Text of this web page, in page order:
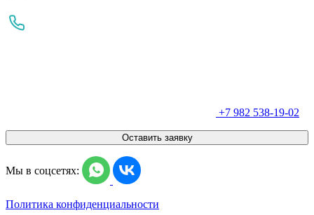
+7 982 538-19-02
Оставить заявку
Мы в соцсетях:
Политика конфиденциальности